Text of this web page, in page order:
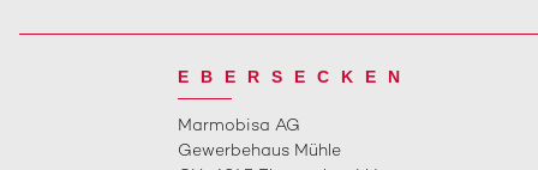
EBERSECKEN
Marmobisa AG
Gewerbehaus Mühle